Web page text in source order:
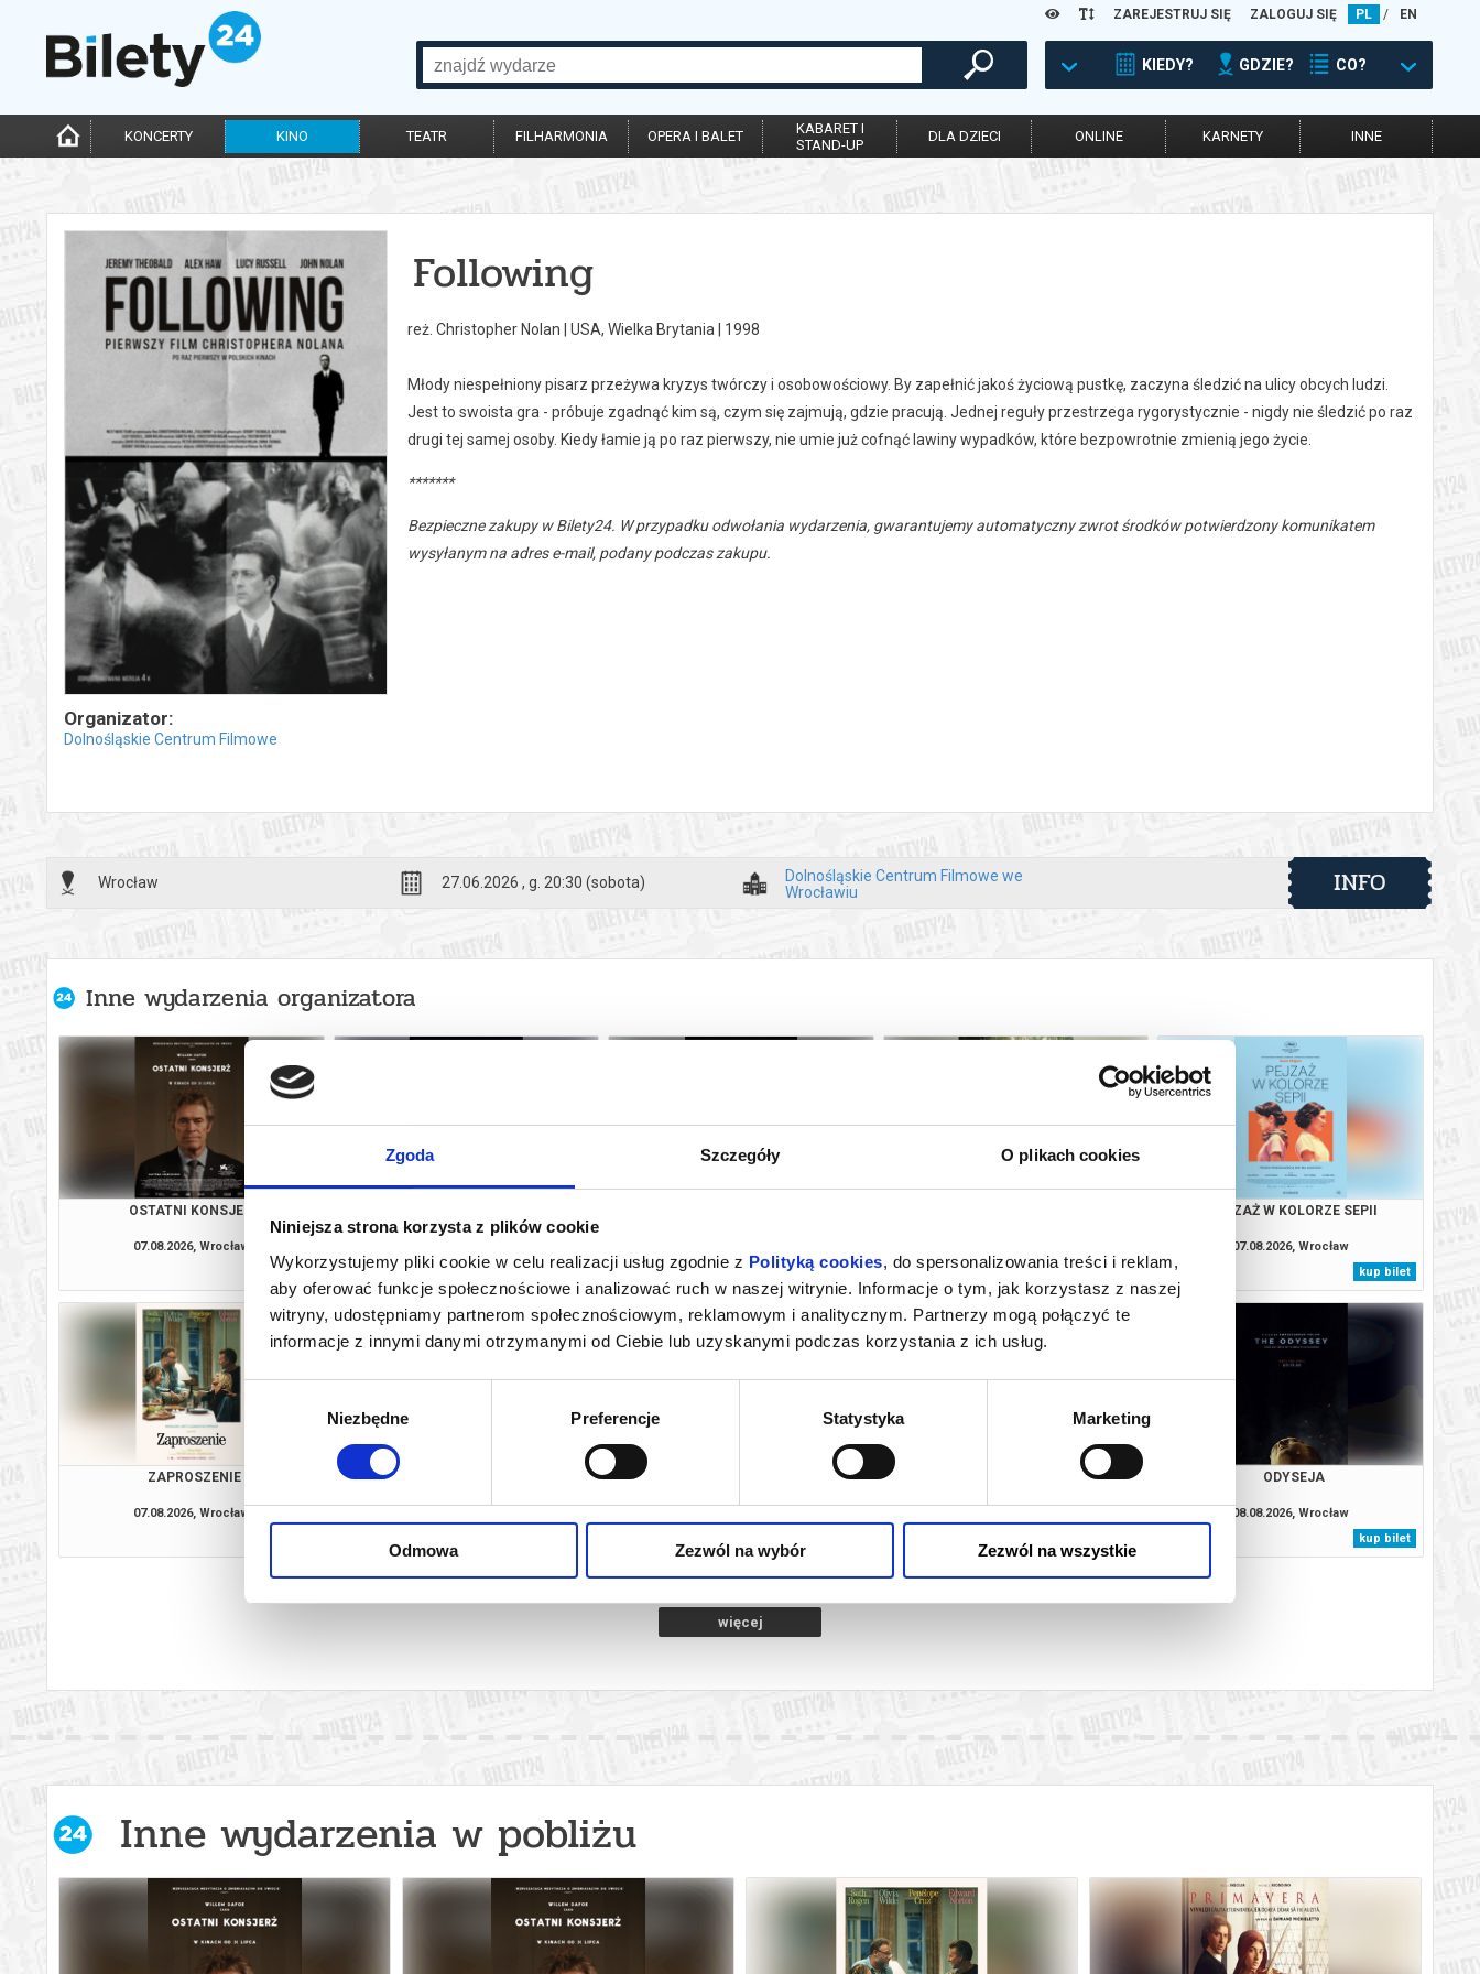
Zgoda Szczegóły O plikach cookies
Niniejsza strona korzysta z plików cookie
Wykorzystujemy pliki cookie w celu realizacji usług zgodnie z Polityką cookies, do spersonalizowania treści i reklam,
aby oferować funkcje społecznościowe i analizować ruch w naszej witrynie. Informacje o tym, jak korzystasz z naszej
witryny, udostępniamy partnerom społecznościowym, reklamowym i analitycznym. Partnerzy mogą połączyć te
informacje z innymi danymi otrzymanymi od Ciebie lub uzyskanymi podczas korzystania z ich usług.
Niezbędne Preferencje Statystyka Marketing
Odmowa Zezwól na wybór Zezwól na wszystkie
ZAREJESTRUJ SIĘ ZALOGUJ SIĘ PL / EN
KIEDY? GDZIE? CO?
KONCERTY KINO TEATR FILHARMONIA OPERA I BALET
KABARET I
STAND-UP
DLA DZIECI ONLINE KARNETY INNE
Organizator:
Dolnośląskie Centrum Filmowe
Following
reż. Christopher Nolan | USA, Wielka Brytania | 1998
Młody niespełniony pisarz przeżywa kryzys twórczy i osobowościowy. By zapełnić jakoś życiową pustkę, zaczyna śledzić na ulicy obcych ludzi.
Jest to swoista gra - próbuje zgadnąć kim są, czym się zajmują, gdzie pracują. Jednej reguły przestrzega rygorystycznie - nigdy nie śledzić po raz
drugi tej samej osoby. Kiedy łamie ją po raz pierwszy, nie umie już cofnąć lawiny wypadków, które bezpowrotnie zmienią jego życie.
*******
Bezpieczne zakupy w Bilety24. W przypadku odwołania wydarzenia, gwarantujemy automatyczny zwrot środków potwierdzony komunikatem
wysyłanym na adres e-mail, podany podczas zakupu.
Wrocław 27.06.2026 , g. 20:30 (sobota)
Dolnośląskie Centrum Filmowe we
Wrocławiu
INFO
Inne wydarzenia organizatora
OSTATNI KONSJERŻ
07.08.2026, Wrocław
kup bilet
kup bilet
kup bilet
kup bilet
PEJZAŻ W KOLORZE SEPII
07.08.2026, Wrocław
kup bilet
ZAPROSZENIE
07.08.2026, Wrocław
MŁODY WASZYNGTON ODYSEJA
08.08.2026, Wrocław
kup bilet
więcej
Inne wydarzenia w pobliżu